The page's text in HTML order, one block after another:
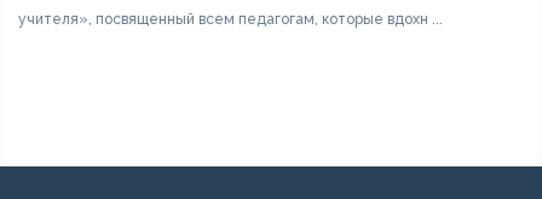
учителя», посвященный всем педагогам, которые вдохн ...